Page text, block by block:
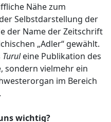
Nähe zum
Selbstdarstellung der
der Name der Zeitschrift
„Adler“ gewählt.
Turuleine Publikation des
sondern vielmehr ein
im Bereich
wichtig?